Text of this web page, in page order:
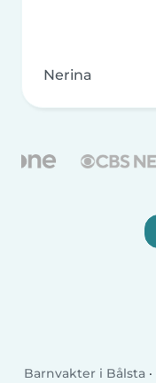
Nerina
Barnvakter i Bålsta